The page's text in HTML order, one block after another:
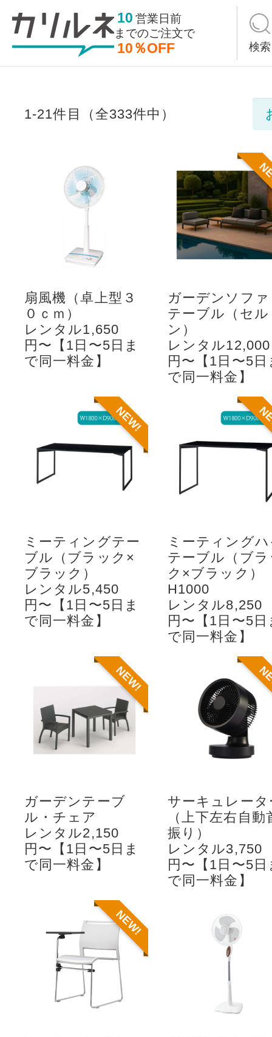
10 営業日前
までのご注文で
10％OFF 検索
1-21件目（全333件中）
扇風機（卓上型３
０ｃｍ）
レンタル1,650
円〜【1日〜5日ま
で同一料金】
ガーデンソファ
テーブル（セル
ン）
レンタル12,000
円〜【1日〜5日
で同一料金】
ミーティングテー
ブル（ブラック×
ブラック）
レンタル5,450
円〜【1日〜5日ま
で同一料金】
NEW!
ミーティング
テーブル（ブラ
ク×ブラック）
H1000
レンタル8,250
円〜【1日〜5日
で同一料金】
ガーデンテーブ
ル・チェア
レンタル2,150
円〜【1日〜5日ま
で同一料金】
NEW!
サーキュレータ
（上下左右自動
振り）
レンタル3,750
円〜【1日〜5日
で同一料金】
NEW!